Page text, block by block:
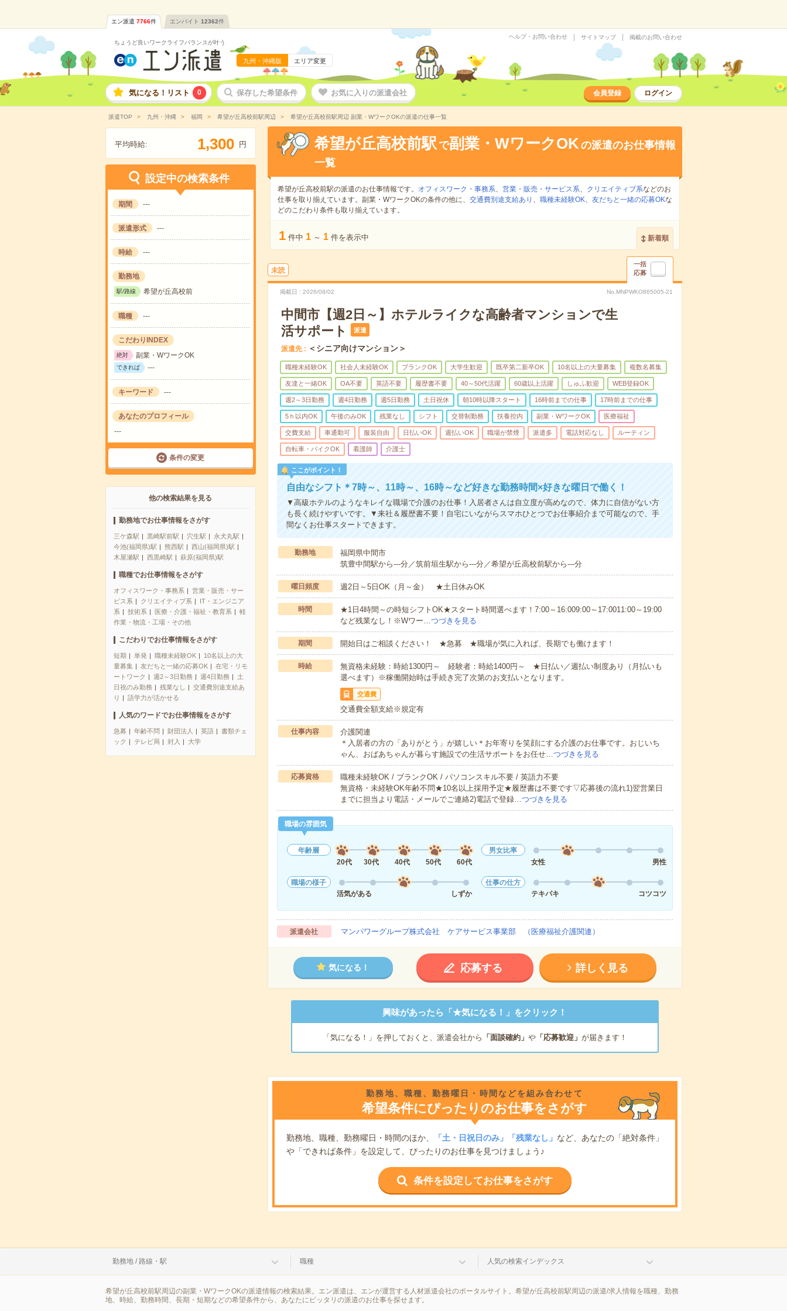
エン派遣 7766件 エンバイト 12362件
ちょうど良いワークライフバランスが叶う
九州・沖縄版 エリア変更
ヘルプ・お問い合わせ サイトマップ 掲載のお問い合わせ
気になる！リスト 0 保存した希望条件 お気に入りの派遣会社 会員登録 ログイン
派遣TOP 九州・沖縄 福岡 希望が丘高校前駅周辺 希望が丘高校前駅周辺 副業・WワークOKの派遣の仕事一覧
平均時給: 1,300 円
設定中の検索条件
期間 ---
派遣形式 ---
時給 ---
勤務地
駅/路線 希望が丘高校前
職種 ---
こだわりINDEX
絶対 副業・WワークOK
できれば ---
キーワード ---
あなたのプロフィール
---
条件の変更
他の検索結果を見る
勤務地でお仕事情報をさがす
三ケ森駅 黒崎駅前駅 穴生駅
永犬丸駅
今池(福岡県)駅
熊西駅
西山(福岡県)駅
木屋瀬駅
西黒崎駅 萩原(福岡県)駅
職種でお仕事情報をさがす
オフィスワーク・事務系
営業・販売・サー
ビス系
クリエイティブ系
IT・エンジニア
系
技術系 医療・介護・福祉・教育系
軽
作業・物流・工場・その他
こだわりでお仕事情報をさがす
短期 単発 職種未経験OK
10名以上の大
量募集
友だちと一緒の応募OK
在宅・リモ
ートワーク
週2～3日勤務 週4日勤務
土
日祝のみ勤務
残業なし
交通費別途支給あ
り
語学力が活かせる
人気のワードでお仕事情報をさがす
急募 年齢不問 財団法人 英語
書類チェ
ック
テレビ局 封入 大学
希望が丘高校前駅 で副業・WワークOKの派遣のお仕事情報
一覧
希望が丘高校前駅の派遣のお仕事情報です。 オフィスワーク・事務系、 営業・販売・サービス系、 クリエイティブ系などのお
仕事を取り揃えています。副業・WワークOKの条件の他に、 交通費別途支給あり 、 職種未経験OK、 友だちと一緒の応募OKな
どのこだわり条件も取り揃えています。
1 件中 1 ～ 1 件を表示中 新着順
未読
一括
応募
掲載日 2026/08/02 No.MNPWKO865005-21
中間市【週2日～】ホテルライクな高齢者マンションで生
活サポート
派遣
派遣先 ＜シニア向けマンション＞
職種未経験OK 社会人未経験OK ブランクOK 大学生歓迎 既卒第二新卒OK 10名以上の大量募集 複数名募集
友達と一緒OK OA不要 英語不要 履歴書不要 40～50代活躍 60歳以上活躍 しゅふ歓迎 WEB登録OK
週2～3日勤務 週4日勤務 週5日勤務 土日祝休 朝10時以降スタート 16時前までの仕事 17時前までの仕事
5ｈ以内OK 午後のみOK 残業なし シフト 交替制勤務 扶養控内 副業・WワークOK 医療福祉
交費支給 車通勤可 服装自由 日払いOK 週払いOK 職場が禁煙 派遣多 電話対応なし ルーティン
自転車・バイクOK 看護師 介護士
ここがポイント！
自由なシフト＊7時～、11時～、16時～など好きな勤務時間×好きな曜日で働く！
▼高級ホテルのようなキレイな職場で介護のお仕事！入居者さんは自立度が高めなので、体力に自信がない方
も長く続けやすいです。▼来社＆履歴書不要！自宅にいながらスマホひとつでお仕事紹介まで可能なので、手
間なくお仕事スタートできます。
勤務地
福岡県中間市
筑豊中間駅から---分／筑前垣生駅から---分／希望が丘高校前駅から---分
曜日頻度 週2日～5日OK（月～金） ★土日休みOK
時間
★1日4時間～の時短シフトOK★スタート時間選べます！7:00～16:009:00～17:0011:00～19:00
など残業なし！※Wワー…つづきを見る
期間 開始日はご相談ください！ ★急募 ★職場が気に入れば、長期でも働けます！
時給
無資格未経験：時給1300円～ 経験者：時給1400円～ ★日払い／週払い制度あり（月払いも
選べます）※稼働開始時は手続き完了次第のお支払いとなります。
交通費
交通費全額支給※規定有
仕事内容
介護関連
＊入居者の方の「ありがとう」が嬉しい＊お年寄りを笑顔にする介護のお仕事です。おじいち
ゃん、おばあちゃんが暮らす施設での生活サポートをお任せ…つづきを見る
応募資格
職種未経験OK / ブランクOK / パソコンスキル不要 / 英語力不要
無資格・未経験OK年齢不問★10名以上採用予定★履歴書は不要です▽応募後の流れ1)翌営業日
までに担当より電話・メールでご連絡2)電話で登録…つづきを見る
職場の雰囲気
年齢層
20代
30代 40代 50代 60代
男女比率
女性
男性
職場の様子
活気がある
しずか
仕事の仕方
テキパキ
コツコツ
派遣会社 マンパワーグループ株式会社 ケアサービス事業部 （医療福祉介護関連）
気になる！ 応募する 詳しく見る
興味があったら「★気になる！」をクリック！
「気になる！」を押しておくと、派遣会社から 「面談確約」 や「応募歓迎」 が届きます！
勤務地、職種、勤務曜日・時間などを組み合わせて
希望条件にぴったりのお仕事をさがす
勤務地、職種、勤務曜日・時間のほか、 「土・日祝日のみ」「残業なし」 など、あなたの「絶対条件」
や「できれば条件」を設定して、ぴったりのお仕事を見つけましょう♪
条件を設定してお仕事をさがす
勤務地 / 路線・駅 職種 人気の検索インデックス
希望が丘高校前駅周辺の副業・WワークOKの派遣情報の検索結果。エン派遣は、エンが運営する人材派遣会社のポータルサイト。希望が丘高校前駅周辺の派遣/求人情報を職種、勤務
地、時給、勤務時間、長期・短期などの希望条件から、あなたにピッタリの派遣のお仕事を探せます。